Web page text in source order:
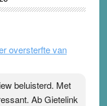
te verlagen
heeft zo’n
‘makkelijker te
[...]
oversterfte van
beluisterd. Met
Ab Gietelink